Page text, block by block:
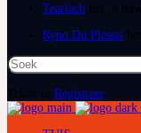
Tearlach
Ryno Du Plessis
Soek
na:
Registreer